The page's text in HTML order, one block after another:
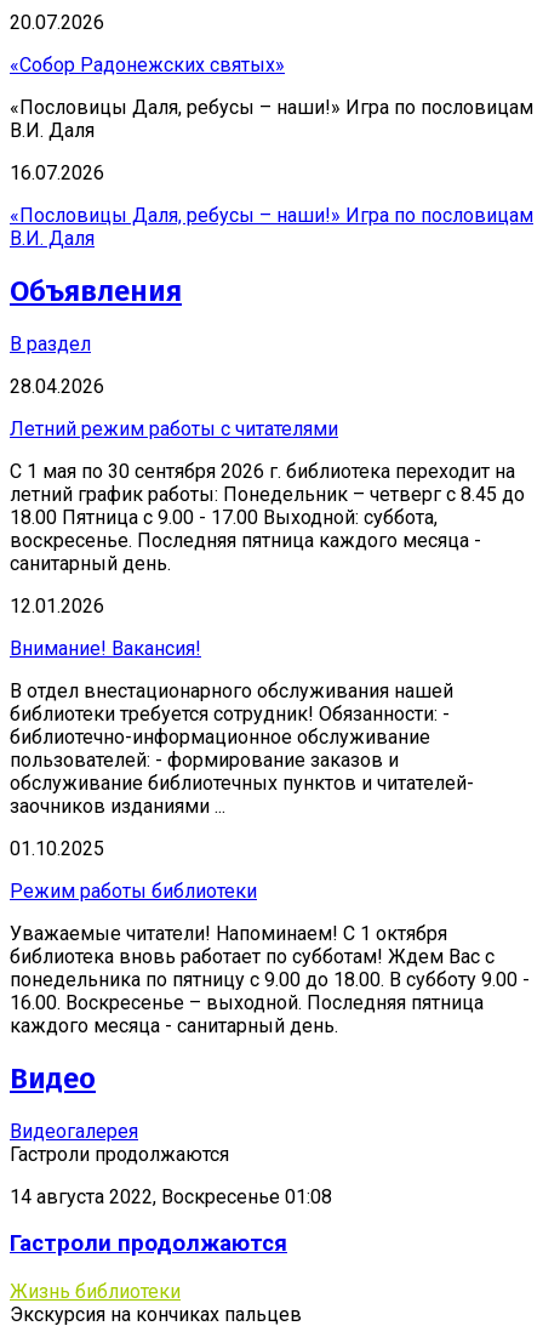
20.07.2026
«Собор Радонежских святых»
«Пословицы Даля, ребусы – наши!» Игра по пословицам
В.И. Даля
16.07.2026
«Пословицы Даля, ребусы – наши!» Игра по пословицам
В.И. Даля
Объявления
В раздел
28.04.2026
Летний режим работы с читателями
С 1 мая по 30 сентября 2026 г. библиотека переходит на
летний график работы: Понедельник – четверг с 8.45 до
18.00 Пятница с 9.00 - 17.00 Выходной: суббота,
воскресенье. Последняя пятница каждого месяца -
санитарный день.
12.01.2026
Внимание! Вакансия!
В отдел внестационарного обслуживания нашей
библиотеки требуется сотрудник! Обязанности: -
библиотечно-информационное обслуживание
пользователей: - формирование заказов и
обслуживание библиотечных пунктов и читателей-
заочников изданиями ...
01.10.2025
Режим работы библиотеки
Уважаемые читатели! Напоминаем! С 1 октября
библиотека вновь работает по субботам! Ждем Вас с
понедельника по пятницу с 9.00 до 18.00. В субботу 9.00 -
16.00. Воскресенье – выходной. Последняя пятница
каждого месяца - санитарный день.
Видео
Видеогалерея
Гастроли продолжаются
14 августа 2022, Воскресенье 01:08
Гастроли продолжаются
Жизнь библиотеки
Экскурсия на кончиках пальцев